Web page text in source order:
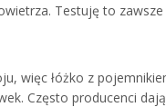
Testuję to
więc łóżko z
Często producenci